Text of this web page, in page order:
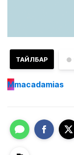
●
ТАЙЛБАР
Mmacadamias